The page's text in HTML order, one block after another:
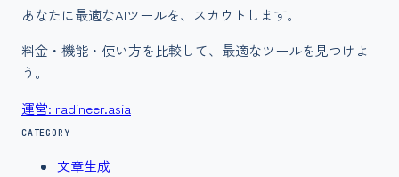
あなたに最適なAIツールを、スカウトします。
料金・機能・使い方を比較して、最適なツールを見つけよ
う。
運営: radineer.asia
CATEGORY
文章生成